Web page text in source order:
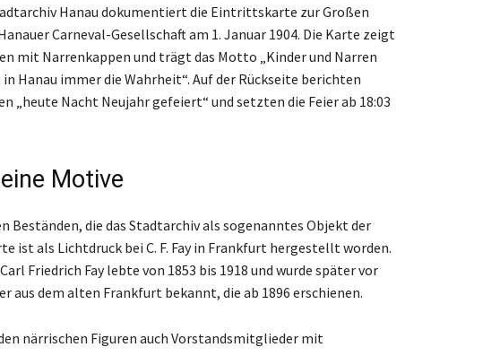
Hanau dokumentiert die Eintrittskarte zur Großen
Carneval-Gesellschaft am 1. Januar 1904. Die Karte zeigt
mit Narrenkappen und trägt das Motto „Kinder und Narren
Hanau immer die Wahrheit“. Auf der Rückseite berichten
„heute Nacht Neujahr gefeiert“ und setzten die Feier ab 18:03
Motive
Beständen, die das Stadtarchiv als sogenanntes Objekt der
ist als Lichtdruck bei C. F. Fay in Frankfurt hergestellt worden.
Friedrich Fay lebte von 1853 bis 1918 und wurde später vor
aus dem alten Frankfurt bekannt, die ab 1896 erschienen.
närrischen Figuren auch Vorstandsmitglieder mit